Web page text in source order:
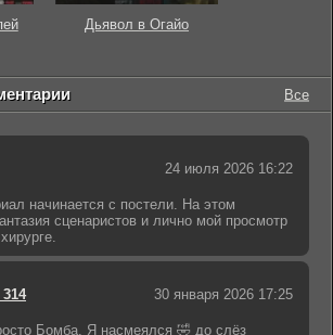
Дьявол в Огайо
Все
24 июля 2026 16:22
начинается с постели. На этом
сценаристов и лично мой просмотр
30 января 2026 17:25
Бомба. Я насмеялся 🤣 до слёз